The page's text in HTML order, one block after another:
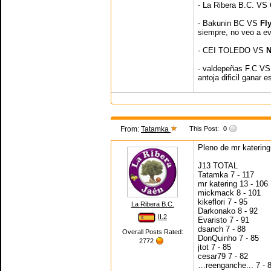
- La Ribera B.C. VS
- Bakunin BC VS
siempre, no veo a
- CEI TOLEDO VS
- valdepeñas F.C VS
antoja dificil ganar
From: Tatamka This Post: 0
La Ribera B.C.
II.2
Overall Posts Rated:
2772
Pleno de mr katering
J13 TOTAL
Tatamka 7 - 117
mr katering 13 - 106
mickmack 8 - 101
kikeflori 7 - 95
Darkonako 8 - 92
Evaristo 7 - 91
dsanch 7 - 88
DonQuinho 7 - 85
jtot 7 - 85
cesar79 7 - 82
…reenganche... 7 -